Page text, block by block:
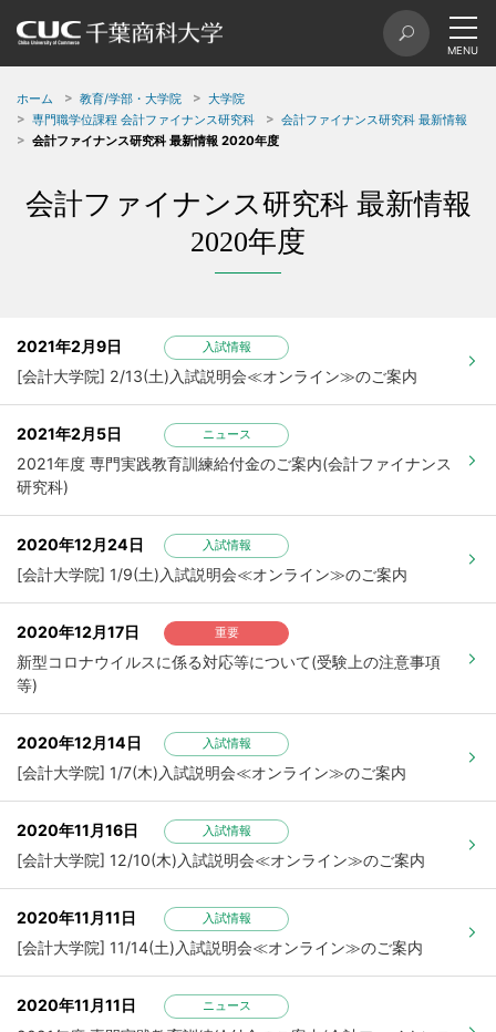
ホーム 教育/学部・大学院
大学院
専門職学位課程 会計ファイナンス研究科
会計ファイナンス研究科 最新情報
会計ファイナンス研究科 最新情報 2020年度
会計ファイナンス研究科 最新情報
2020年度
2021年2月9日 入試情報
[会計大学院] 2/13(土)入試説明会≪オンライン≫のご案内
2021年2月5日 ニュース
2021年度 専門実践教育訓練給付金のご案内(会計ファイナンス
研究科)
2020年12月24日 入試情報
[会計大学院] 1/9(土)入試説明会≪オンライン≫のご案内
2020年12月17日 重要
新型コロナウイルスに係る対応等について(受験上の注意事項
等)
2020年12月14日 入試情報
[会計大学院] 1/7(木)入試説明会≪オンライン≫のご案内
2020年11月16日 入試情報
[会計大学院] 12/10(木)入試説明会≪オンライン≫のご案内
2020年11月11日 入試情報
[会計大学院] 11/14(土)入試説明会≪オンライン≫のご案内
2020年11月11日 ニュース